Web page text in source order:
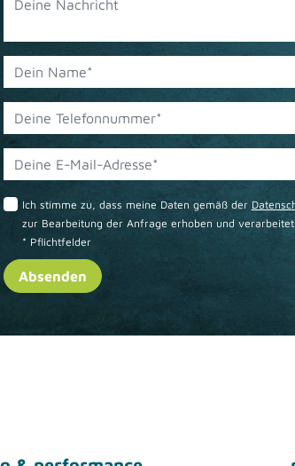
Ich stimme zu, dass meine Daten gemäß der
zur Bearbeitung der Anfrage erhoben und
* Pflichtfelder
Absenden